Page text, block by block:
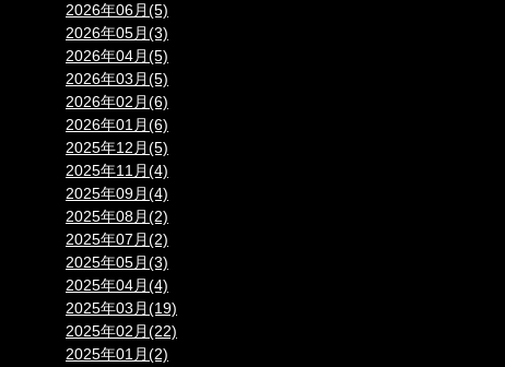
2026年06月(5)
2026年05月(3)
2026年04月(5)
2026年03月(5)
2026年02月(6)
2026年01月(6)
2025年12月(5)
2025年11月(4)
2025年09月(4)
2025年08月(2)
2025年07月(2)
2025年05月(3)
2025年04月(4)
2025年03月(19)
2025年02月(22)
2025年01月(2)